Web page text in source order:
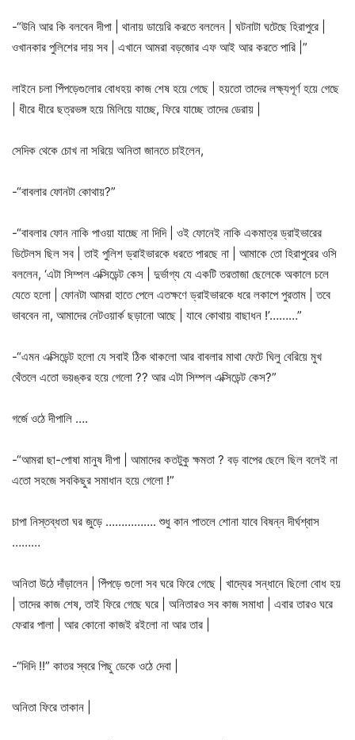
-“উনি আর কি বলবেন দীপা | থানায় ডায়েরি করতে বললেন | ঘটনাটা ঘটেছে হিরাপুরে |
ওখানকার পুলিশের দায় সব | এখানে আমরা বড়জোর এফ আই আর করতে পারি |”
লাইনে চলা পিঁপড়েগুলোর বোধহয় কাজ শেষ হয়ে গেছে | হয়তো তাদের লক্ষ্যপূর্ণ হয়ে গেছে
| ধীরে ধীরে ছত্রভঙ্গ হয়ে মিলিয়ে যাচ্ছে, ফিরে যাচ্ছে তাদের ডেরায় |
সেদিক থেকে চোখ না সরিয়ে অনিতা জানতে চাইলেন,
-“বাবলার ফোনটা কোথায়?”
-“বাবলার ফোন নাকি পাওয়া যাচ্ছে না দিদি | ওই ফোনেই নাকি একমাত্র ড্রাইভারের
ডিটেলস ছিল সব | তাই পুলিশ ড্রাইভারকে ধরতে পারছে না | আমাকে তো হিরাপুরের ওসি
বললেন, ‘এটা সিম্পল এক্সিডেন্ট কেস | দুর্ভাগ্য যে একটি তরতাজা ছেলেকে অকালে চলে
যেতে হলো | ফোনটা আমরা হাতে পেলে এতক্ষণে ড্রাইভারকে ধরে লকাপে পুরতাম | তবে
ভাববেন না, আমাদের নেটওয়ার্ক ছড়ানো আছে | যাবে কোথায় বাছাধন !’………”
-“এমন এক্সিডেন্ট হলো যে সবাই ঠিক থাকলো আর বাবলার মাথা ফেটে ঘিলু বেরিয়ে মুখ
থেঁতলে এতো ভয়ঙ্কর হয়ে গেলো ?? আর এটা সিম্পল এক্সিডেন্ট কেস?”
গর্জে ওঠে দীপালি ….
-“আমরা ছা-পোষা মানুষ দীপা | আমাদের কতটুকু ক্ষমতা ? বড় বাপের ছেলে ছিল বলেই না
এতো সহজে সবকিছুর সমাধান হয়ে গেলো !”
চাপা নিস্তব্ধতা ঘর জুড়ে ……………. শুধু কান পাতলে শোনা যাবে বিষন্ন দীর্ঘশ্বাস
………
অনিতা উঠে দাঁড়ালেন | পিঁপড়ে গুলো সব ঘরে ফিরে গেছে | খাদ্যের সন্ধানে ছিলো বোধ হয়
| তাদের কাজ শেষ, তাই ফিরে গেছে ঘরে | অনিতারও সব কাজ সমাধা | এবার তারও ঘরে
ফেরার পালা | আর কোনো কাজই রইলো না আর তার |
-“দিদি !!” কাতর স্বরে পিছু ডেকে ওঠে দেবা |
অনিতা ফিরে তাকান |